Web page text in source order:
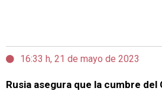
16:33 h, 21 de mayo de 2023
Rusia asegura que la cumbre del